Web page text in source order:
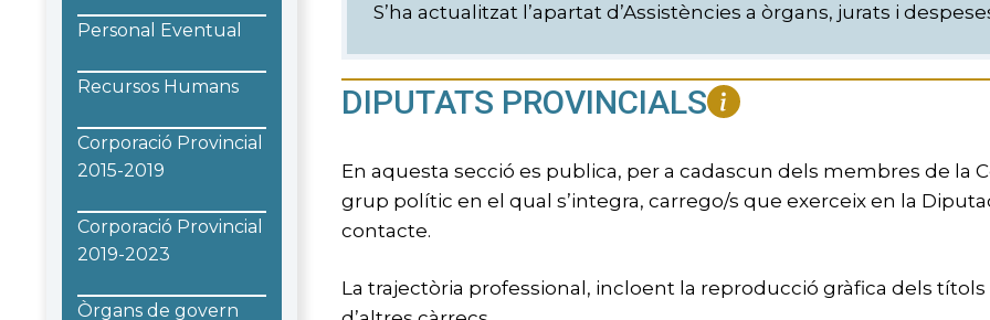
S’ha actualitzat l’apartat d’Assistències a òrgans, jurats i
DIPUTATS PROVINCIALS
En aquesta secció es publica, per a cadascun dels membres de la
grup polític en el qual s’integra, carrego/s que exerceix en la
contacte.
La trajectòria professional, incloent la reproducció gràfica dels
Personal Eventual
Recursos Humans
Corporació Provincial
2015-2019
Corporació Provincial
2019-2023
Òrgans de govern